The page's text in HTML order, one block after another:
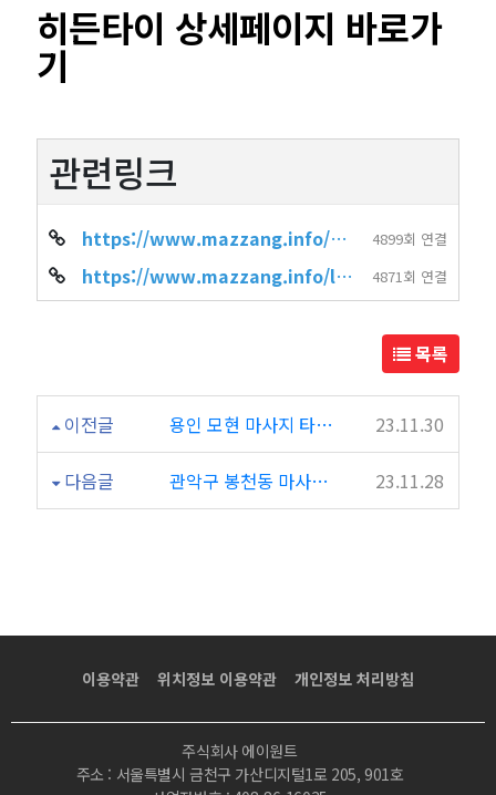
히든타이 상세페이지 바로가
기
관련링크
https://www.mazzang.info/shop_info.php?wr_id=1936 4899회 연결
https://www.mazzang.info/location_shop.php?sido=%EB%B6%80%EC%82%B0&gug… 4871회 연결
목록
이전글 용인 모현 마사지 타이마사지 청담아로마 23.11.30
다음글 관악구 봉천동 마사지 타이마사지 블루타이 23.11.28
이용약관 위치정보 이용약관 개인정보 처리방침
주식회사 에이원트
주소 : 서울특별시 금천구 가산디지털1로 205, 901호